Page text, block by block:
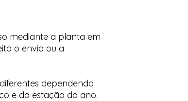
mediante a planta em
o envio ou a
dependendo
e da estação do ano.